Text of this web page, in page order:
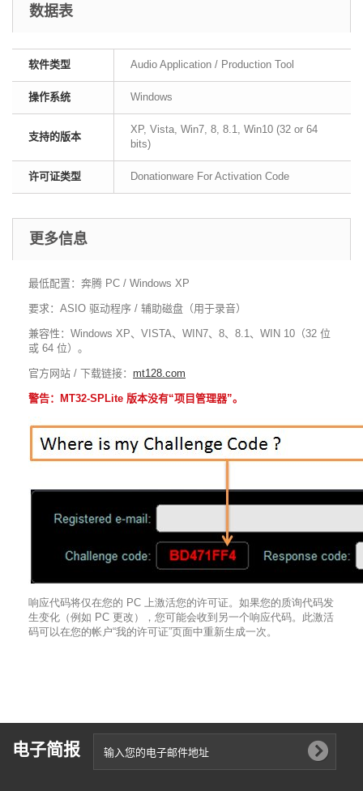
数据表
软件类型 Audio Application / Production Tool
操作系统 Windows
支持的版本
XP, Vista, Win7, 8, 8.1, Win10 (32 or 64
bits)
许可证类型 Donationware For Activation Code
更多信息
最低配置：奔腾 PC / Windows XP
要求：ASIO 驱动程序 / 辅助磁盘（用于录音）
兼容性：Windows XP、VISTA、WIN7、8、8.1、WIN 10（32 位
或 64 位）。
官方网站 / 下载链接： mt128.com
警告：MT32-SPLite 版本没有“项目管理器”。
响应代码将仅在您的 PC 上激活您的许可证。如果您的质询代码发
生变化（例如 PC 更改），您可能会收到另一个响应代码。此激活
码可以在您的帐户“我的许可证”页面中重新生成一次。
电子简报